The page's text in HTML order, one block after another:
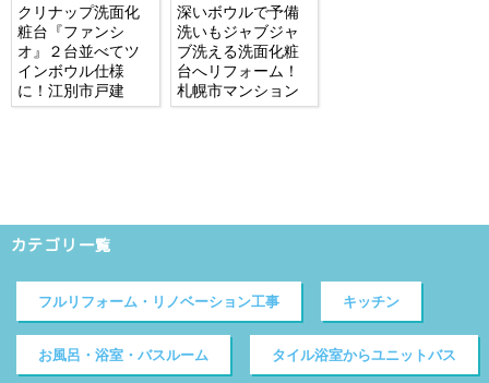
クリナップ洗面化
粧台『ファンシ
オ』２台並べてツ
インボウル仕様
に！江別市戸建
深いボウルで予備
洗いもジャブジャ
ブ洗える洗面化粧
台へリフォーム！
札幌市マンション
カテゴリ一覧
フルリフォーム・リノベーション工事 キッチン
お風呂・浴室・バスルーム タイル浴室からユニットバス